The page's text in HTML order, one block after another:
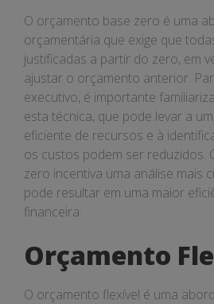
O orçamento base zero é uma
orçamentária que exige que
justificadas a partir do zero, em
ajustar o orçamento anterior.
executivo, é importante
esta técnica, que pode levar a
eficiente de recursos e à
os custos podem ser reduzidos.
zero incentiva uma análise mais
pode resultar em uma maior
financeira.
Orçamento
O orçamento flexível é uma